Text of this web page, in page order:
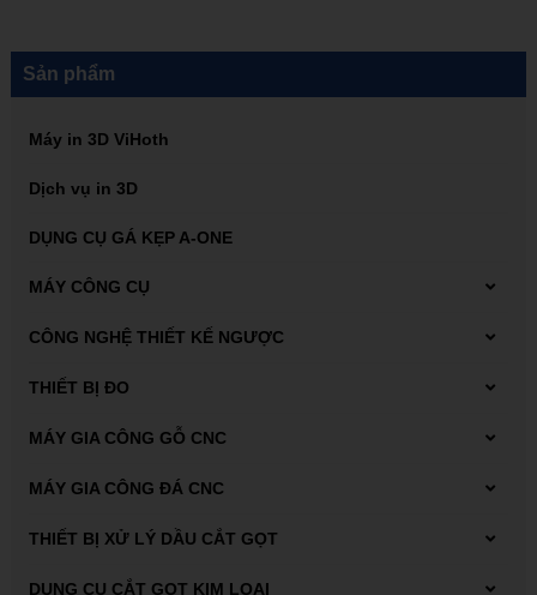
Sản phẩm
Máy in 3D ViHoth
Dịch vụ in 3D
DỤNG CỤ GÁ KẸP A-ONE
MÁY CÔNG CỤ
Máy tiện
CÔNG NGHỆ THIẾT KẾ NGƯỢC
Máy Scan 3D FARO
THIẾT BỊ ĐO
Dụng cụ đo Mitutoyo
Thiết bị đo kiểm
MÁY GIA CÔNG GỖ CNC
Máy phay gỗ CNC
Máy tiện gỗ CNC
MÁY GIA CÔNG ĐÁ CNC
Carbide end mill
THIẾT BỊ XỬ LÝ DẦU CẮT GỌT
Thiết bị xử lý dung dịch tưới nguội
DỤNG CỤ CẮT GỌT KIM LOẠI